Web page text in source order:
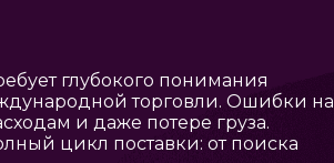
глубокого понимания
торговли. Ошибки на
и даже потере груза.
цикл поставки: от поиска